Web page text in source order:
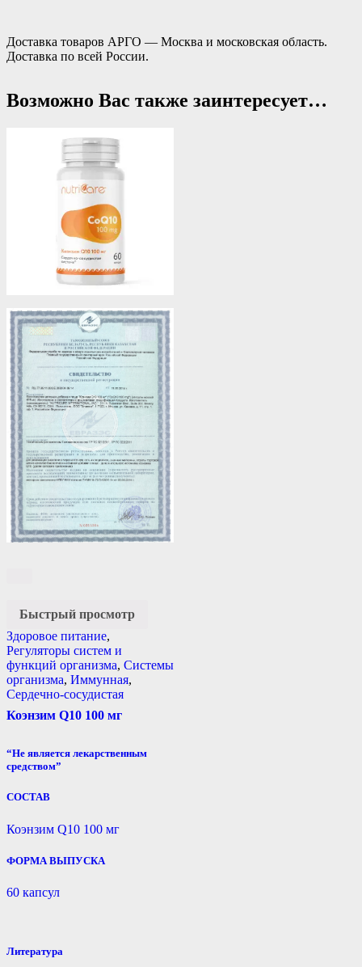
Доставка товаров АРГО — Москва и московская область.
Доставка по всей России.
Возможно Вас также заинтересует…
Быстрый просмотр
Здоровое питание,
Регуляторы систем и
функций организма, Системы
организма, Иммунная,
Сердечно-сосудистая
Коэнзим Q10 100 мг
“Не является лекарственным
средством”
СОСТАВ
Коэнзим Q10 100 мг
ФОРМА ВЫПУСКА
60 капсул
Литература